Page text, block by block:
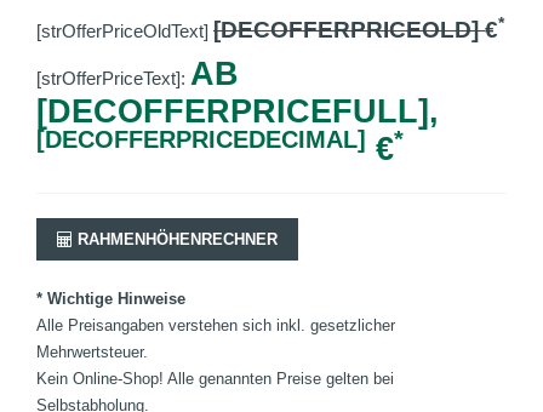
[strOfferPriceOldText] [DECOFFERPRICEOLD]€*
[strOfferPriceText]: AB
[DECOFFERPRICEFULL],
[DECOFFERPRICEDECIMAL] €*
RAHMENHÖHENRECHNER
* Wichtige Hinweise
Alle Preisangaben verstehen sich inkl. gesetzlicher
Mehrwertsteuer.
Kein Online-Shop! Alle genannten Preise gelten bei
Selbstabholung.